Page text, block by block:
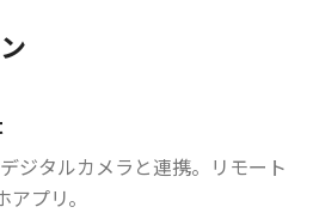
ジタルカメラと連携。リモート
プリ。